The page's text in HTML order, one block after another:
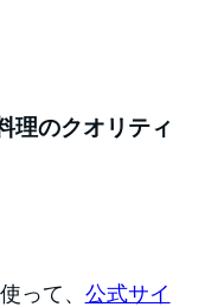
理のクオリティ
って、 公式サイ